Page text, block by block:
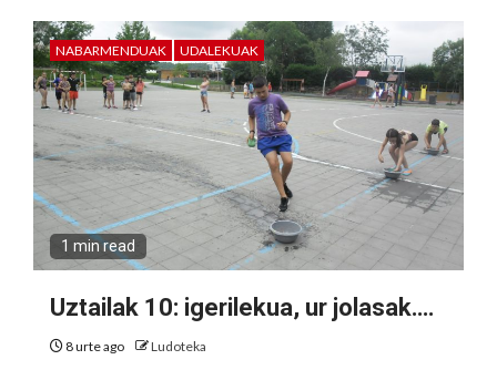
NABARMENDUAK UDALEKUAK
1 min read
Uztailak 10: igerilekua, ur jolasak….
8 urte ago Ludoteka